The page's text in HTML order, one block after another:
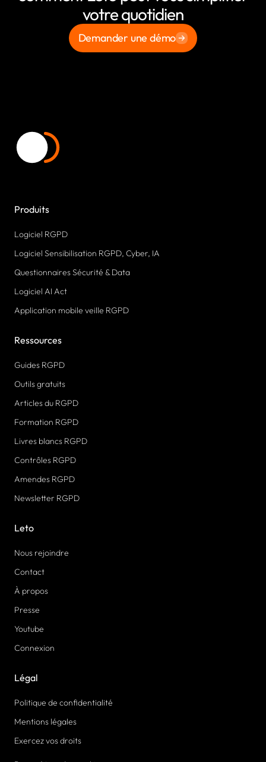
votre quotidien
Demander une démo
Produits
Logiciel RGPD
Logiciel Sensibilisation RGPD, Cyber, IA
Questionnaires Sécurité & Data
Logiciel AI Act
Application mobile veille RGPD
Ressources
Guides RGPD
Outils gratuits
Articles du RGPD
Formation RGPD
Livres blancs RGPD
Contrôles RGPD
Amendes RGPD
Newsletter RGPD
Leto
Nous rejoindre
Contact
À propos
Presse
Youtube
Connexion
Légal
Politique de confidentialité
Mentions légales
Exercez vos droits